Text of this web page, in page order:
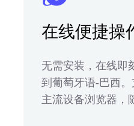
在线便捷操
无需安装，在线即
到葡萄牙语-巴西。
主流设备浏览器，